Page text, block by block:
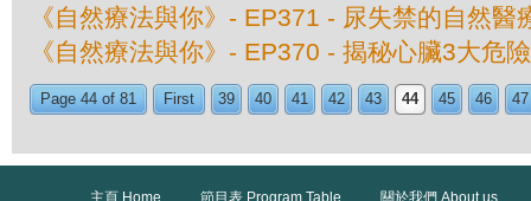
《自然療法與你》- EP371 - 尿失禁的自然醫
《自然療法與你》- EP370 - 揭秘心臟3大危
Page 44 of 81 First 39 40 41 42 43 44 45 46 47
主頁 Home 節目表 Program Table 關於我們 About us